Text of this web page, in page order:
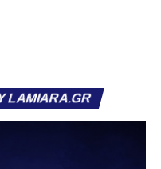
την
LAMIARA.GR